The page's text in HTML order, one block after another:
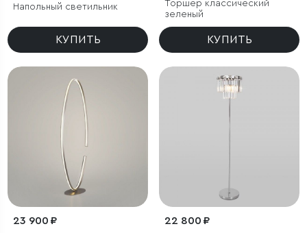
Напольный светильник
КУПИТЬ
Торшер классический
зеленый
КУПИТЬ
23 900 ₽ 22 800 ₽